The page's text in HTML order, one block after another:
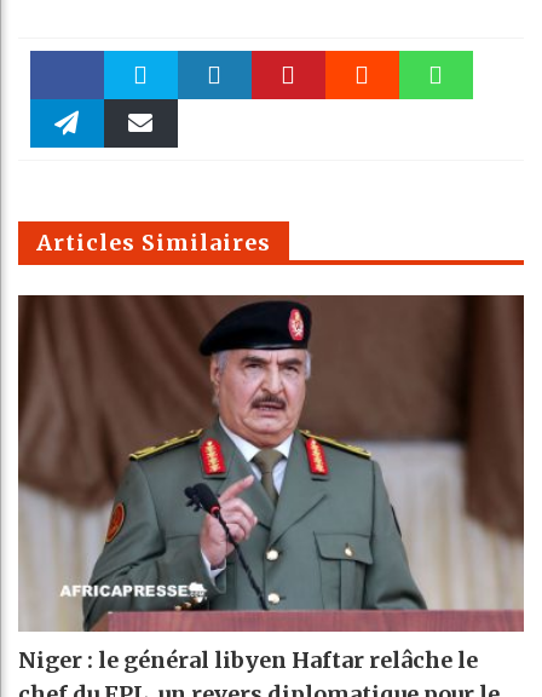
Faceboo Twitter
m
Articles Similaires
Niger : le général libyen Haftar relâche le